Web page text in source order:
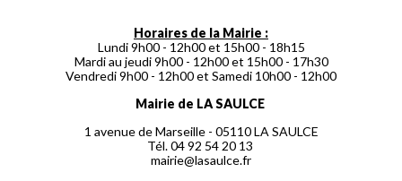
Horaires de la Mairie :
Lundi 9h00 - 12h00 et 15h00 - 18h15
Mardi au jeudi 9h00 - 12h00 et 15h00 - 17h30
Vendredi 9h00 - 12h00 et Samedi 10h00 - 12h00
Mairie de LA SAULCE
1 avenue de Marseille - 05110 LA SAULCE
Tél. 04 92 54 20 13
mairie@lasaulce.fr